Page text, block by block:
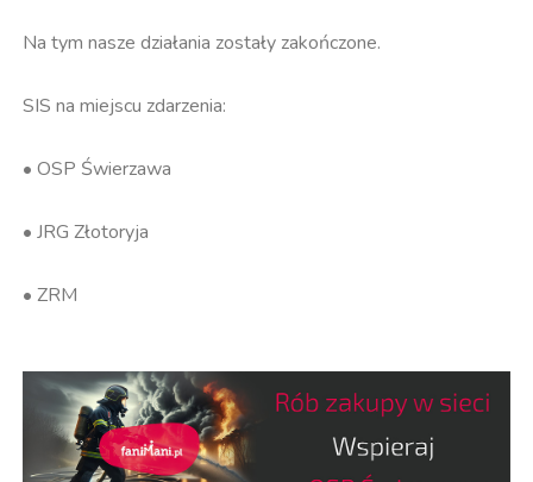
Na tym nasze działania zostały zakończone.
SIS na miejscu zdarzenia:
• OSP Świerzawa
• JRG Złotoryja
• ZRM